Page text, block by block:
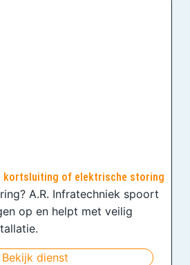
kortsluiting of elektrische storing
A.R. Infratechniek spoort
op en helpt met veilig
Bekijk dienst